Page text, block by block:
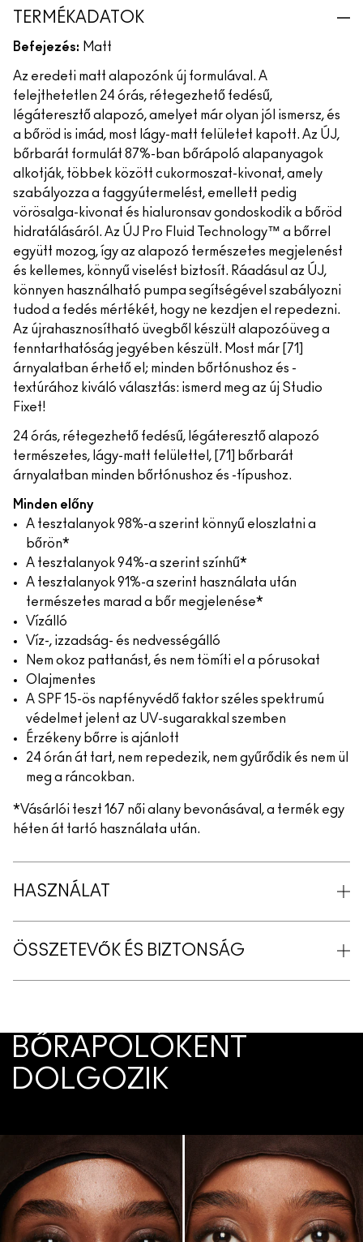
TERMÉKADATOK
Befejezés: Matt
Az eredeti matt alapozónk új formulával. A
felejthetetlen 24 órás, rétegezhető fedésű,
légáteresztő alapozó, amelyet már olyan jól ismersz, és
a bőröd is imád, most lágy-matt felületet kapott. Az ÚJ,
bőrbarát formulát 87%-ban bőrápoló alapanyagok
alkotják, többek között cukormoszat-kivonat, amely
szabályozza a faggyútermelést, emellett pedig
vörösalga-kivonat és hialuronsav gondoskodik a bőröd
hidratálásáról. Az ÚJ Pro Fluid Technology™ a bőrrel
együtt mozog, így az alapozó természetes megjelenést
és kellemes, könnyű viselést biztosít. Ráadásul az ÚJ,
könnyen használható pumpa segítségével szabályozni
tudod a fedés mértékét, hogy ne kezdjen el repedezni.
Az újrahasznosítható üvegből készült alapozóüveg a
fenntarthatóság jegyében készült. Most már [71]
árnyalatban érhető el; minden bőrtónushoz és -
textúrához kiváló választás: ismerd meg az új Studio
Fixet!
24 órás, rétegezhető fedésű, légáteresztő alapozó
természetes, lágy-matt felülettel, [71] bőrbarát
árnyalatban minden bőrtónushoz és -típushoz.
Minden előny
A tesztalanyok 98%-a szerint könnyű eloszlatni a
bőrön*
A tesztalanyok 94%-a szerint színhű*
A tesztalanyok 91%-a szerint használata után
természetes marad a bőr megjelenése*
Vízálló
Víz-, izzadság- és nedvességálló
Nem okoz pattanást, és nem tömíti el a pórusokat
Olajmentes
A SPF 15-ös napfényvédő faktor széles spektrumú
védelmet jelent az UV-sugarakkal szemben
Érzékeny bőrre is ajánlott
24 órán át tart, nem repedezik, nem gyűrődik és nem ül
meg a ráncokban.
*Vásárlói teszt 167 női alany bevonásával, a termék egy
héten át tartó használata után.
HASZNÁLAT
ÖSSZETEVŐK ÉS BIZTONSÁG
BŐRÁPOLÓKÉNT
DOLGOZIK